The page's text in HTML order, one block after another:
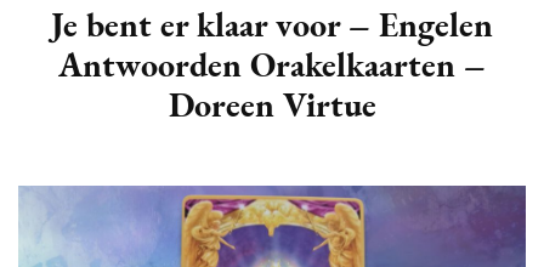
Je bent er klaar voor – Engelen
Antwoorden Orakelkaarten –
Doreen Virtue